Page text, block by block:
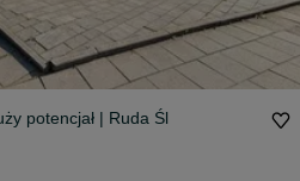
potencjał | Ruda Śl